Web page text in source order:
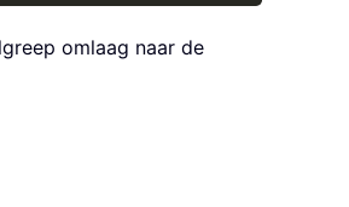
omlaag naar de